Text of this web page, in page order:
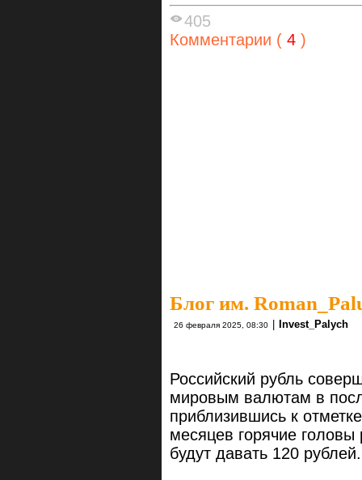
405
Комментарии ( 4 )
Блог им.
26 февраля 2025, 08:30 | Invest_Palych
Российский рубль
мировым валютам в
приблизившись к
месяцев горячие
будут давать 120 рублей.